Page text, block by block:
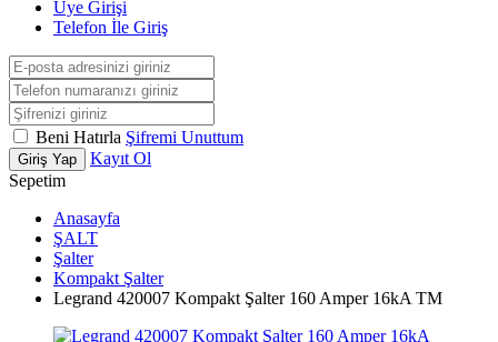
Üye Girişi
Telefon İle Giriş
Beni Hatırla Şifremi Unuttum
Giriş Yap
Kayıt Ol
Sepetim
Anasayfa
ŞALT
Şalter
Kompakt Şalter
Legrand 420007 Kompakt Şalter 160 Amper 16kA TM